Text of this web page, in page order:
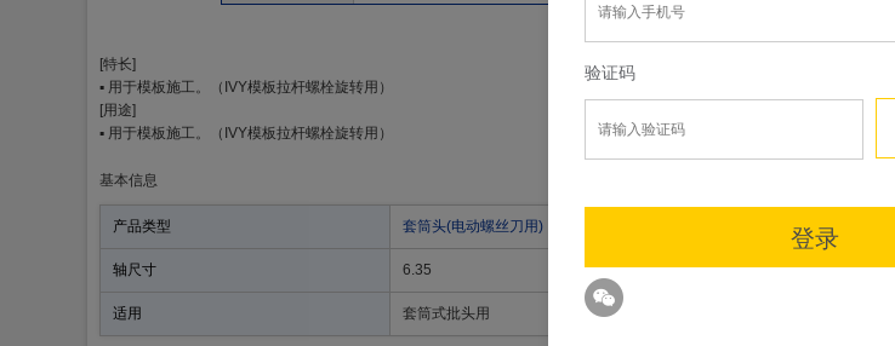
[特长]
▪ 用于模板施工。（IVY模板拉杆螺栓旋转用）
[用途]
▪ 用于模板施工。（IVY模板拉杆螺栓旋转用）
基本信息
产品类型 套筒头(电动螺丝刀用)
轴尺寸 6.35 TRUSCO代码
适用 套筒式批头用